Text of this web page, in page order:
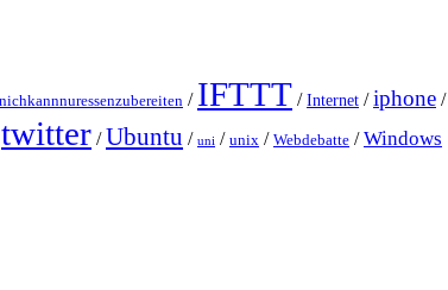
/ IFTTT /Internet /iphone /
twitter /Ubuntu / uni / unix / Webdebatte /Windows